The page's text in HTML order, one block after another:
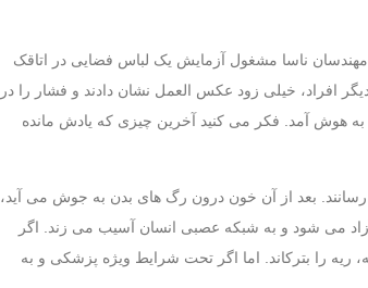
برای زمان محدودتری اتفاق بیفتد، می توان جان سالم به در برد. در سال ۱۹۶۶ یکی از مهندسان ناسا مشغول آزمایش یک لباس فضایی در اتاقک
و عملا به صفر رسید! هرچند دیگر افراد، خیلی زود عکس العمل نشان دادند و فشار را در
عادی برگرداندند، اما این مهندس بعد از ۱۲ تا ۱۵ ثانیه از هوش رفت و ۲۷ ثانیه بعد به هوش آمد. فکر می کنید آخرین چیزی که یادش مانده
بعد از آن خون درون رگ های بدن به جوش می آید،
می شود و به شبکه عصبی انسان آسیب می زند. اگر
را بترکاند. اما اگر تحت شرایط ویژه پزشکی و به